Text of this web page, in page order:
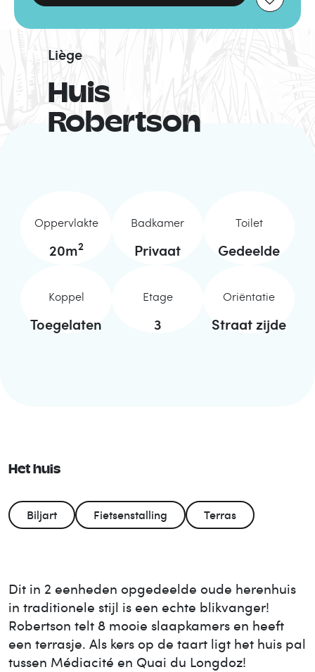
Huis
Robertson
Liège
Oppervlakte
20m2
Badkamer
Privaat
Toilet
Gedeelde
Koppel
Toegelaten
Etage
3
Oriëntatie
Straat zijde
Het huis
Biljart Fietsenstalling Terras
Dit in 2 eenheden opgedeelde oude herenhuis
in traditionele stijl is een echte blikvanger!
Robertson telt 8 mooie slaapkamers en heeft
een terrasje. Als kers op de taart ligt het huis pal
tussen Médiacité en Quai du Longdoz!